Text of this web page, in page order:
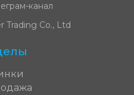
канал
Trading Co., Ltd